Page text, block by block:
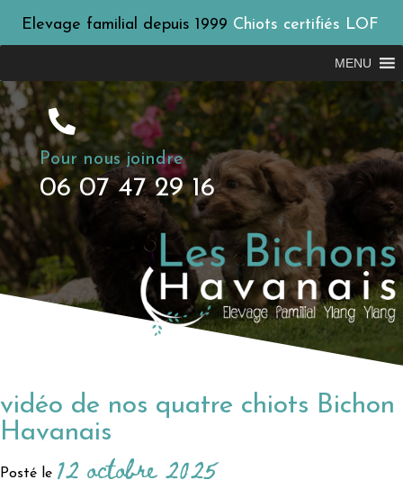
Elevage familial depuis 1999 Chiots certifiés LOF
MENU
Pour nous joindre
06 07 47 29 16
vidéo de nos quatre chiots Bichon
Havanais
Posté le 12 octobre 2025